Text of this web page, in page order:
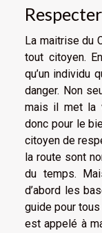
La maitrise du
tout citoyen.
qu’un individu
danger. Non
mais il met la
donc pour le
citoyen de
la route sont
du temps.
d’abord les
guide pour
est appelé à